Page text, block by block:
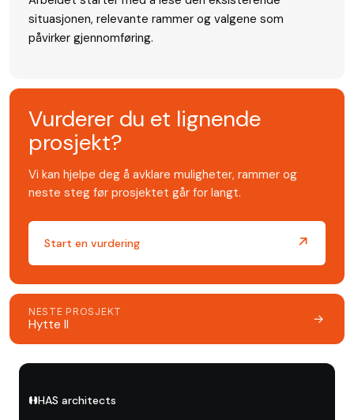
situasjonen, relevante rammer og valgene som
påvirker gjennomføring.
Vurderer du et lignende
prosjekt?
Vi kan hjelpe deg å avklare muligheter, rammer og
neste steg før prosjektet går for langt.
Start en vurdering ↗
NESTE PROSJEKT
Hytte II
HAS architects